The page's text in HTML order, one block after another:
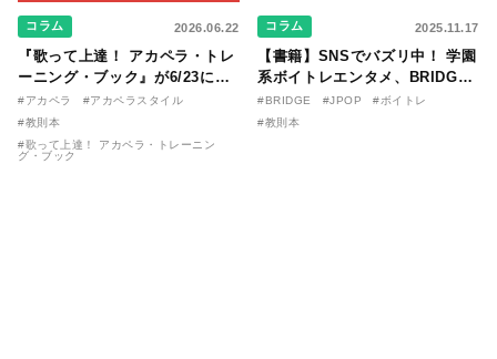
コラム 2026.06.22
『歌って上達！ アカペラ・トレ
ーニング・ブック』が6/23に発
売！ 課題曲音源・音取り用アプ
リを公開。
#アカペラ
#アカペラスタイル
#教則本
#歌って上達！ アカペラ・トレーニン
グ・ブック
コラム 2025.11.17
【書籍】SNSでバズリ中！ 学園
系ボイトレエンタメ、BRIDGE
が届ける教則本『１分で攻略！
ボイスタイプ別で挑む歌の上達
#BRIDGE #JPOP
#ボイトレ
#教則本